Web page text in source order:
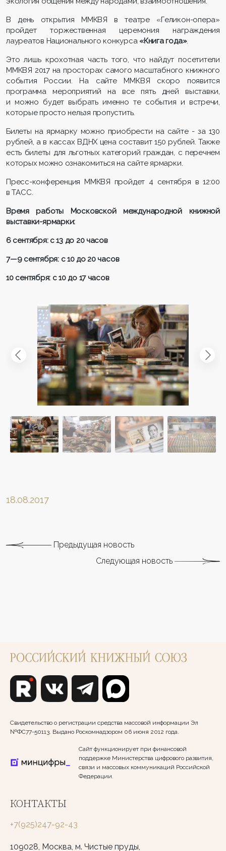
В день открытия ММКВЯ в театре «Геликон-опера»
пройдет торжественная церемония награждения
лауреатов Национального конкурса «Книга года».
Это лишь крохотная часть того, что найдут посетители
ММКВЯ 2017 на просторах самого масштабного книжного
события России. На сайте ММКВЯ скоро появится
программа мероприятий на все пять дней выставки,
и можно будет выбрать именно те события и встречи,
которые просто нельзя пропустить.
Билеты на ярмарку можно приобрести на сайте - за 130
рублей, а в кассах ВДНХ цена составит 150 рублей. Также
есть билеты для льготных категорий граждан, с перечнем
которых можно ознакомиться на сайте ярмарки.
Пресс-конференция ММКВЯ пройдет 4 сентября в 12:00
в ТАСС.
Время работы Московской международной книжной
выставки-ярмарки:
6 сентября: с 13 до 20 часов
7—9 сентября: с 10 до 20 часов
10 сентября: с 10 до 17 часов
18.08.2017
Предыдущая новость
Следующая новость
Свидетельство о регистрации средства массовой информации Эл
№ФС77-50113. Выдано Роскомнадзором 06 июня 2012 года.
Сайт функционирует при финансовой
поддержке Министерства цифрового развития,
связи и массовых коммуникаций Российской
Федерации.
КОНТАКТЫ
+7(925)247-92-43
109028, Москва, м. Чистые пруды,